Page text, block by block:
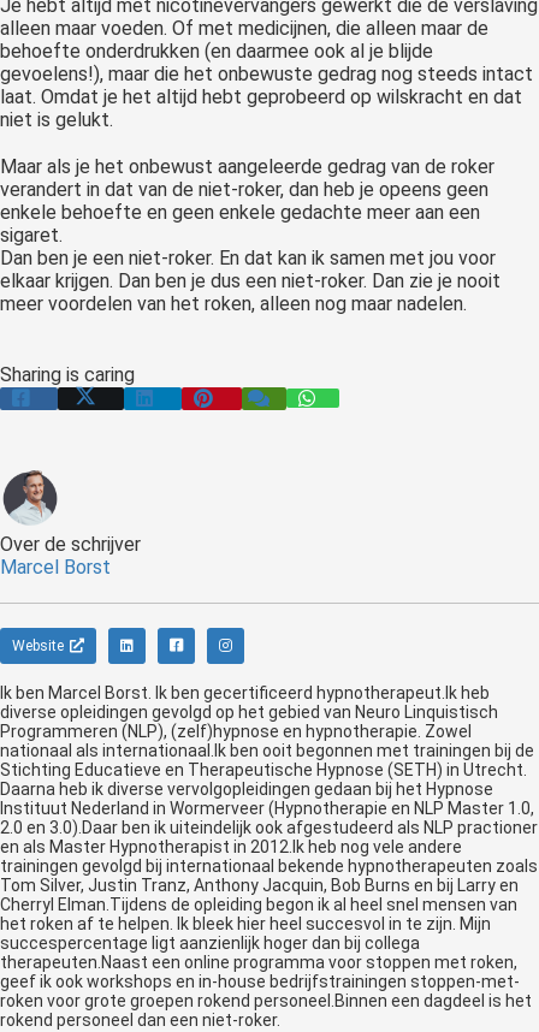
Je hebt altijd met nicotinevervangers gewerkt die de verslaving
alleen maar voeden. Of met medicijnen, die alleen maar de
behoefte onderdrukken (en daarmee ook al je blijde
gevoelens!), maar die het onbewuste gedrag nog steeds intact
laat. Omdat je het altijd hebt geprobeerd op wilskracht en dat
niet is gelukt.
Maar als je het onbewust aangeleerde gedrag van de roker
verandert in dat van de niet-roker, dan heb je opeens geen
enkele behoefte en geen enkele gedachte meer aan een
sigaret.
Dan ben je een niet-roker. En dat kan ik samen met jou voor
elkaar krijgen. Dan ben je dus een niet-roker. Dan zie je nooit
meer voordelen van het roken, alleen nog maar nadelen.
Sharing is caring
Over de schrijver
Marcel Borst
Website
Ik ben Marcel Borst. Ik ben gecertificeerd hypnotherapeut.Ik heb
diverse opleidingen gevolgd op het gebied van Neuro Linquistisch
Programmeren (NLP), (zelf)hypnose en hypnotherapie. Zowel
nationaal als internationaal.Ik ben ooit begonnen met trainingen bij de
Stichting Educatieve en Therapeutische Hypnose (SETH) in Utrecht.
Daarna heb ik diverse vervolgopleidingen gedaan bij het Hypnose
Instituut Nederland in Wormerveer (Hypnotherapie en NLP Master 1.0,
2.0 en 3.0).Daar ben ik uiteindelijk ook afgestudeerd als NLP practioner
en als Master Hypnotherapist in 2012.Ik heb nog vele andere
trainingen gevolgd bij internationaal bekende hypnotherapeuten zoals
Tom Silver, Justin Tranz, Anthony Jacquin, Bob Burns en bij Larry en
Cherryl Elman.Tijdens de opleiding begon ik al heel snel mensen van
het roken af te helpen. Ik bleek hier heel succesvol in te zijn. Mijn
succespercentage ligt aanzienlijk hoger dan bij collega
therapeuten.Naast een online programma voor stoppen met roken,
geef ik ook workshops en in-house bedrijfstrainingen stoppen-met-
roken voor grote groepen rokend personeel.Binnen een dagdeel is het
rokend personeel dan een niet-roker.